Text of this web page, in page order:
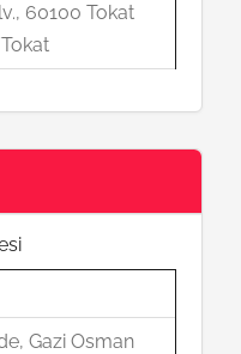
60100 Tokat
Gazi Osman